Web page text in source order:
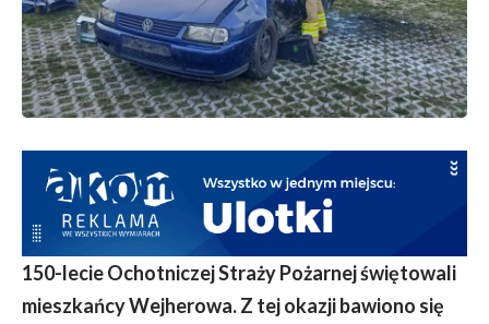
150-lecie Ochotniczej Straży Pożarnej świętowali
mieszkańcy Wejherowa. Z tej okazji bawiono się